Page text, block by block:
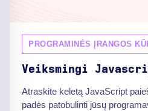
PROGRAMINĖS ĮRANGOS
Veiksmingi
Atraskite keletą JavaScript
padės patobulinti jūsų